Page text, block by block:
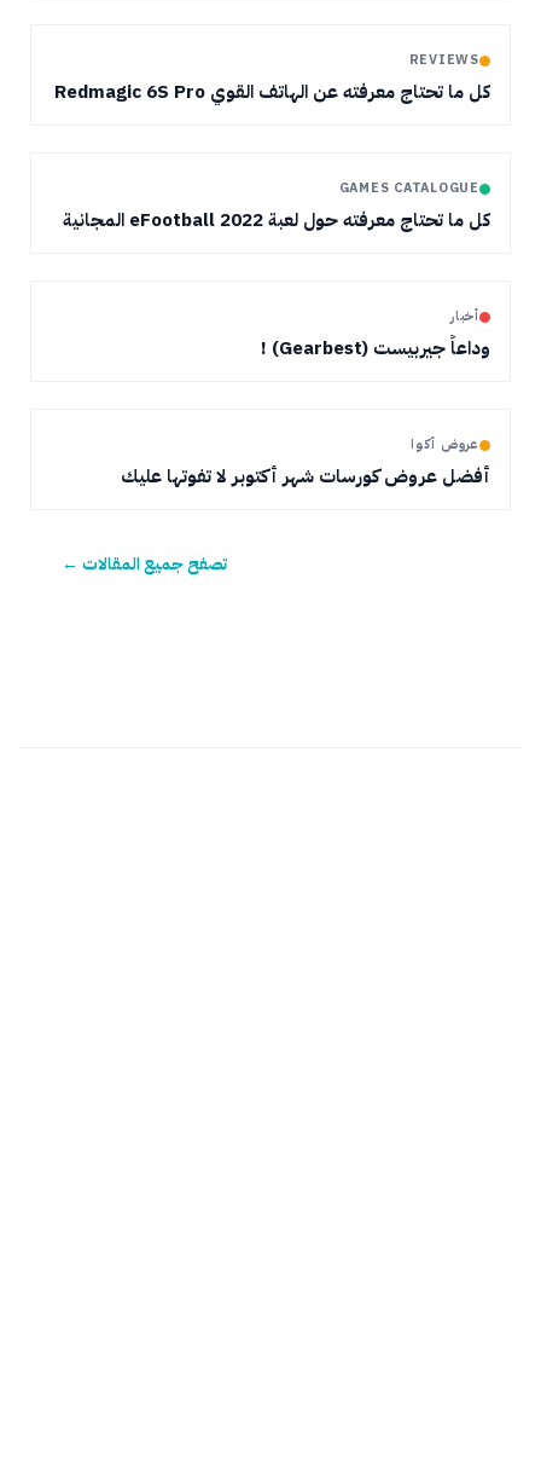
REVIEWS
كل ما تحتاج معرفته عن الهاتف القوي Redmagic 6S Pro
GAMES CATALOGUE
كل ما تحتاج معرفته حول لعبة eFootball 2022 المجانية
أخبار
وداعاً جيربيست (Gearbest) !
عروض أكوا
أفضل عروض كورسات شهر أكتوبر لا تفوتها عليك
تصفح جميع المقالات ←